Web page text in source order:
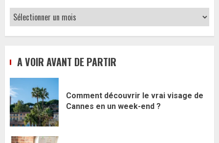
Archives
A VOIR AVANT DE PARTIR
Comment découvrir le vrai visage de
Cannes en un week-end ?